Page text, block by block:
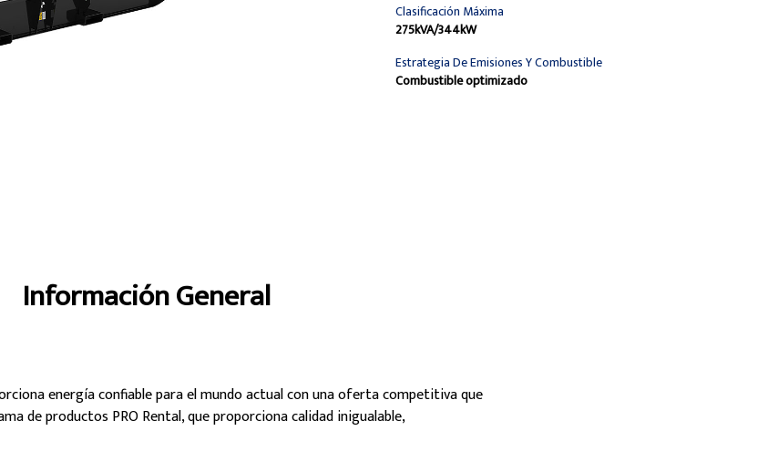
Clasificación Máxima
275kVA/344kW
Estrategia De Emisiones Y Combustible
Combustible optimizado
Especificaciones Recorrido
Información General
energía confiable para el mundo actual con una oferta competitiva que
de productos PRO Rental, que proporciona calidad inigualable,